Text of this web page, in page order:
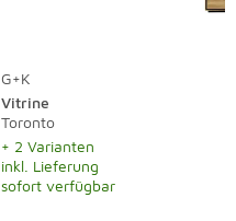
G+K
Vitrine
Toronto
+ 2 Varianten
inkl. Lieferung
sofort verfügbar